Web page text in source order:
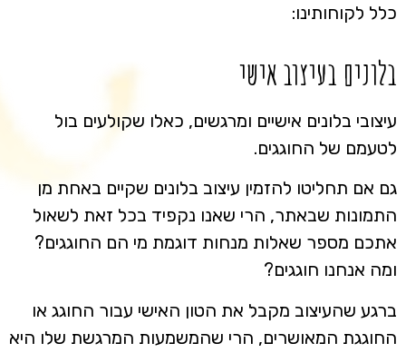
כלל לקוחותינו:
בלונים בעיצוב אישי
עיצובי בלונים אישיים ומרגשים, כאלו שקולעים בול
לטעמם של החוגגים.
גם אם תחליטו להזמין עיצוב בלונים שקיים באחת מן
התמונות שבאתר, הרי שאנו נקפיד בכל זאת לשאול
אתכם מספר שאלות מנחות דוגמת מי הם החוגגים?
ומה אנחנו חוגגים?
ברגע שהעיצוב מקבל את הטון האישי עבור החוגג או
החוגגת המאושרים, הרי שהמשמעות המרגשת שלו היא